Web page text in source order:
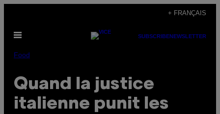
content
+ FRANÇAIS
Open
SUBSCRIBENEWSLETTER
Food
Quand la justice
italienne punit les